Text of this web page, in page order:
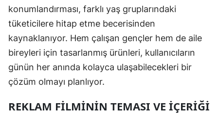
konumlandırması, farklı yaş gruplarındaki
tüketicilere hitap etme becerisinden
kaynaklanıyor. Hem çalışan gençler hem de aile
bireyleri için tasarlanmış ürünleri, kullanıcıların
günün her anında kolayca ulaşabilecekleri bir
çözüm olmayı planlıyor.
REKLAM FILMININ TEMASI VE İÇERIĞI